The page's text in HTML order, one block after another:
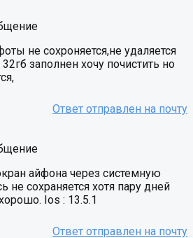
не сохроняется,не удаляется
заполнен хочу почистить но
айфона через системную
не сохраняется хотя пару дней
Ios : 13.5.1